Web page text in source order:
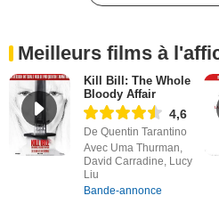
Meilleurs films à
Kill Bill: The Whole
Bloody Affair
4,6
De Quentin Tarantino
Avec Uma Thurman,
David Carradine, Lucy
Liu
Bande-annonce